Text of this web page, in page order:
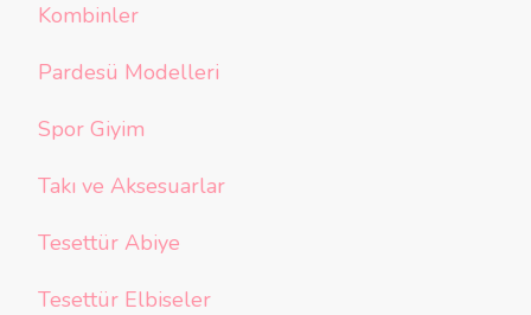
Kombinler
Pardesü Modelleri
Spor Giyim
Takı ve Aksesuarlar
Tesettür Abiye
Tesettür Elbiseler